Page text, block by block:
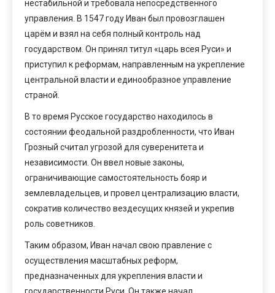
нестабильной и требовала непосредственного
управления. В 1547 году Иван был провозглашен
царём и взял на себя полный контроль над
государством. Он принял титул «царь всея Руси» и
приступил к реформам, направленным на укрепление
центральной власти и единообразное управление
страной.
В то время Русское государство находилось в
состоянии феодальной раздробленности, что Иван
Грозный считал угрозой для суверенитета и
независимости. Он ввел новые законы,
ограничивающие самостоятельность бояр и
землевладельцев, и провел централизацию власти,
сократив количество вездесущих князей и укрепив
роль советников.
Таким образом, Иван начал свою правление с
осуществления масштабных реформ,
предназначенных для укрепления власти и
государственности Руси. Он также начал